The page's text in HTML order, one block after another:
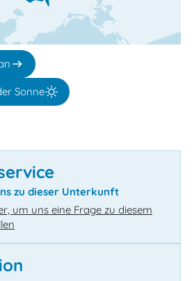
Sonne
zu dieser Unterkunft
um uns eine Frage zu diesem